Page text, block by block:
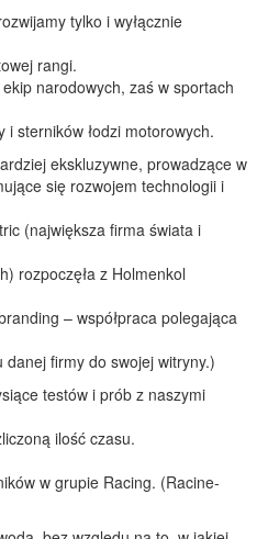
tylko i wyłącznie
rangi.
narodowych, zaś w sportach
i sterników łodzi motorowych.
ekskluzywne, prowadzące w
się rozwojem technologii i
(największa firma świata i
rozpoczęła z Holmenkol
– współpraca polegająca
danej firmy do swojej witryny.)
testów i prób z naszymi
ilość czasu.
w grupie Racing. (Racine-